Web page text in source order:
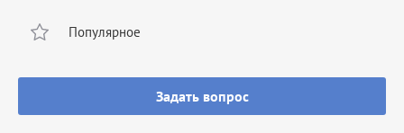
Популярное
Задать вопрос